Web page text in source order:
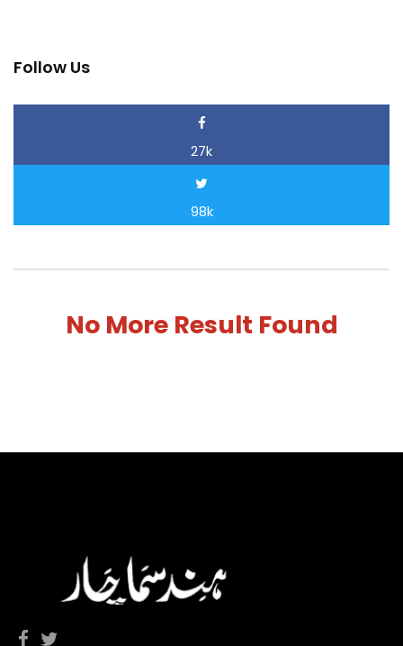
Follow Us
27k
98k
No More Result Found